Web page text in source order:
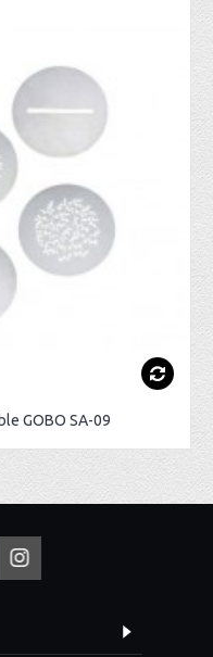
GOBO SA-09